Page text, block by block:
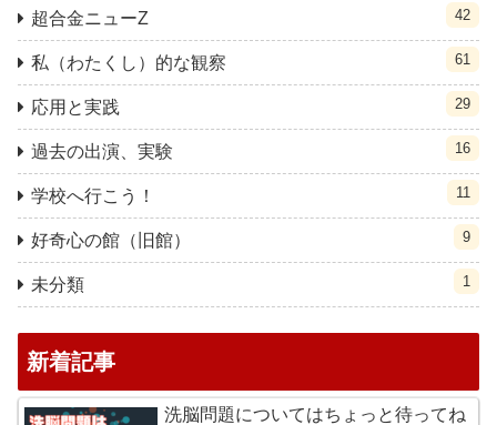
超合金ニューZ 42
私（わたくし）的な観察 61
応用と実践 29
過去の出演、実験 16
学校へ行こう！ 11
好奇心の館（旧館） 9
未分類 1
新着記事
洗脳問題についてはちょっと待ってね